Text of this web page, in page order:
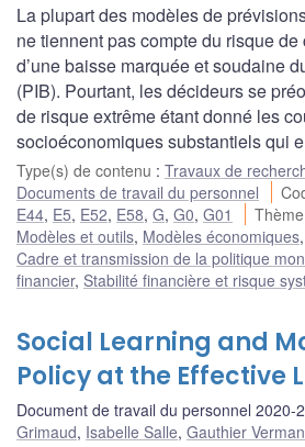
La plupart des modèles de
ne tiennent pas compte du risque
d’une baisse marquée et soudaine
(PIB). Pourtant, les décideurs se
de risque extrême étant donné les
socioéconomiques substantiels qui
Type(s) de contenu : Travaux de
Documents de travail du personnel
E44, E5, E52, E58, G, G0, G01
Modèles et outils, Modèles économiques,
Cadre et transmission de la politique
financier, Stabilité financière et risque
Social Learning and
Policy at the Effective
Document de travail du personnel 2020-2
Grimaud, Isabelle Salle, Gauthier